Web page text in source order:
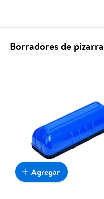
Borradores de pizarra
Agregar